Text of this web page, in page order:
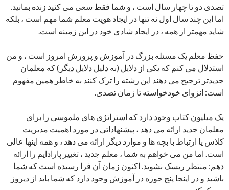
تصدی دو تا چهار سال است ، و شما فقط سعی می کنید زنده بمانید.
اما این چند سال اول نه تنها در ایجاد هویت معلم شما مهم است ، بلکه
شاید مهمتر از همه ، در ایجاد شادی خود در این زمینه است.
حفظ معلم یک مسئله بزرگ در آموزش و پرورش امروز است ، و من
استدلال می کنم که یکی از دلایل (به دلیل دلایل دیگر) که معلمان
جدیدتر ترجیح می دهند این رشته را ترک کنند به خاطر همین مفهوم
است: انزوای خودخواسته تا زمان تصدی.
یک میلیون کتاب وجود دارد که استراتژی های ملموسی را برای
معلمان جدید ارائه می دهد ، پیشنهاداتی در مورد اهمیت مدیریت
کلاس یا ارتباط با بچه ها و موارد دیگر ارائه می دهد ، و همه اینها عالی
است. اما من می خواهم به شما ، معلم جدید ، تغییر پارادایم را ارائه
دهم: منتظر ریسک نشوید. اکنون زمان آن فرا رسیده است که شما
باشید و در اینجا پنج حوزه در آموزش وجود دارد که شما باید از دیروز